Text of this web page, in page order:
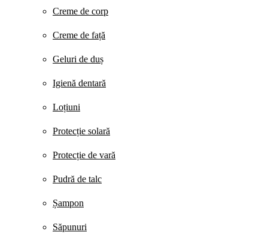
Creme de corp
Creme de față
Geluri de duș
Igienă dentară
Loțiuni
Protecție solară
Protecție de vară
Pudră de talc
Șampon
Săpunuri